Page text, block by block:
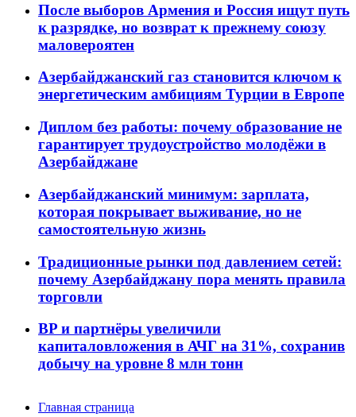
После выборов Армения и Россия ищут путь
к разрядке, но возврат к прежнему союзу
маловероятен
Азербайджанский газ становится ключом к
энергетическим амбициям Турции в Европе
Диплом без работы: почему образование не
гарантирует трудоустройство молодёжи в
Азербайджане
Азербайджанский минимум: зарплата,
которая покрывает выживание, но не
самостоятельную жизнь
Традиционные рынки под давлением сетей:
почему Азербайджану пора менять правила
торговли
BP и партнёры увеличили
капиталовложения в АЧГ на 31%, сохранив
добычу на уровне 8 млн тонн
Главная страница